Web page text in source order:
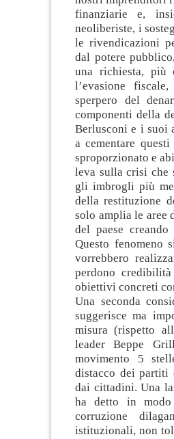
finanziarie e,
neoliberiste, i
le rivendicazioni
dal potere
una richiesta,
l’evasione
sperpero del
componenti della
Berlusconi e i suoi
a cementare
sproporzionato e
leva sulla crisi che
gli imbrogli più
della restituzione
solo amplia le aree
del paese
Questo fenomeno
vorrebbero
perdono
obiettivi concreti
Una seconda
suggerisce ma
misura (rispetto
leader Beppe
movimento 5
distacco dei partiti
dai cittadini. Una
ha detto in
corruzione
istituzionali, non